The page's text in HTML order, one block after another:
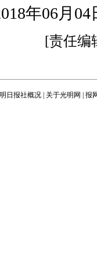
年06月04
[责任编
日报社概况 关于光明网 报